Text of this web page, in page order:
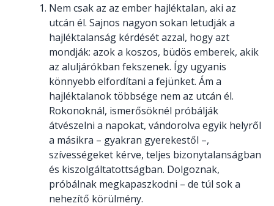
Nem csak az az ember hajléktalan, aki az
utcán él. Sajnos nagyon sokan letudják a
hajléktalanság kérdését azzal, hogy azt
mondják: azok a koszos, büdös emberek, akik
az aluljárókban fekszenek. Így ugyanis
könnyebb elfordítani a fejünket. Ám a
hajléktalanok többsége nem az utcán él.
Rokonoknál, ismerősöknél próbálják
átvészelni a napokat, vándorolva egyik helyről
a másikra – gyakran gyerekestől –,
szívességeket kérve, teljes bizonytalanságban
és kiszolgáltatottságban. Dolgoznak,
próbálnak megkapaszkodni – de túl sok a
nehezítő körülmény.